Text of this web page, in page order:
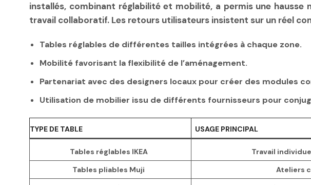
installés, combinant réglabilité et mobilité, a permis une
travail collaboratif. Les retours utilisateurs insistent sur un réel
Tables réglables de différentes tailles intégrées à chaque zone.
Mobilité favorisant la flexibilité de l’aménagement.
Partenariat avec des designers locaux pour créer des modules
Utilisation de mobilier issu de différents fournisseurs pour
TYPE DE TABLE USAGE PRINCIPAL
Tables réglables IKEA Travail
Tables pliables Muji
Ateliers